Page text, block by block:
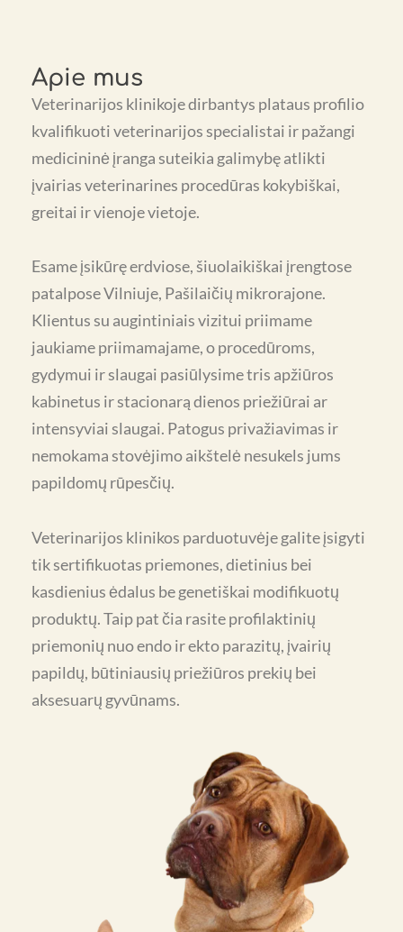
Apie mus
Veterinarijos klinikoje dirbantys plataus profilio
kvalifikuoti veterinarijos specialistai ir pažangi
medicininė įranga suteikia galimybę atlikti
įvairias veterinarines procedūras kokybiškai,
greitai ir vienoje vietoje.
Esame įsikūrę erdviose, šiuolaikiškai įrengtose
patalpose Vilniuje, Pašilaičių mikrorajone.
Klientus su augintiniais vizitui priimame
jaukiame priimamajame, o procedūroms,
gydymui ir slaugai pasiūlysime tris apžiūros
kabinetus ir stacionarą dienos priežiūrai ar
intensyviai slaugai. Patogus privažiavimas ir
nemokama stovėjimo aikštelė nesukels jums
papildomų rūpesčių.
Veterinarijos klinikos parduotuvėje galite įsigyti
tik sertifikuotas priemones, dietinius bei
kasdienius ėdalus be genetiškai modifikuotų
produktų. Taip pat čia rasite profilaktinių
priemonių nuo endo ir ekto parazitų, įvairių
papildų, būtiniausių priežiūros prekių bei
aksesuarų gyvūnams.